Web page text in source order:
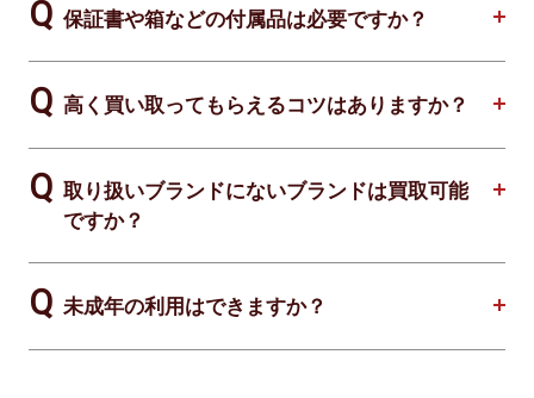
保証書や箱などの付属品は必要ですか？
高く買い取ってもらえるコツはありますか？
取り扱いブランドにないブランドは買取可能
ですか？
未成年の利用はできますか？